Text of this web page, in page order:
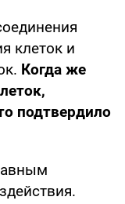
клеток и
Когда же
подтвердило